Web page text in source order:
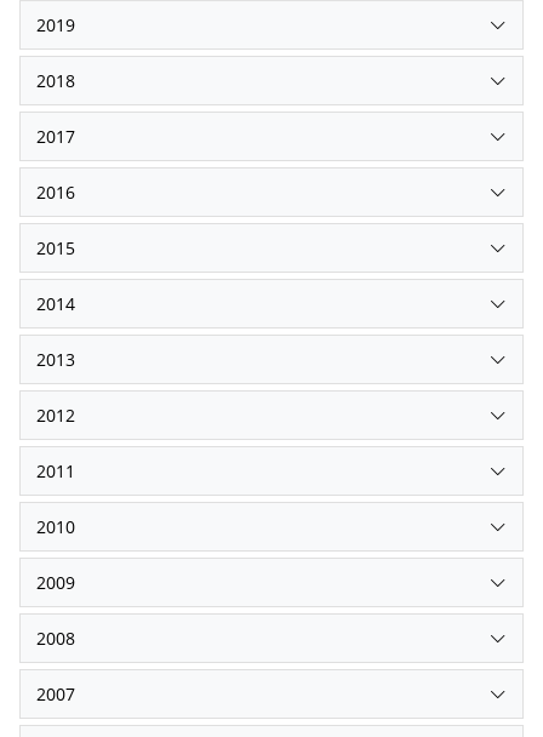
2019
2018
2017
2016
2015
2014
2013
2012
2011
2010
2009
2008
2007